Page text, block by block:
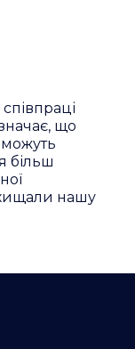
що
можуть
більш
нашу